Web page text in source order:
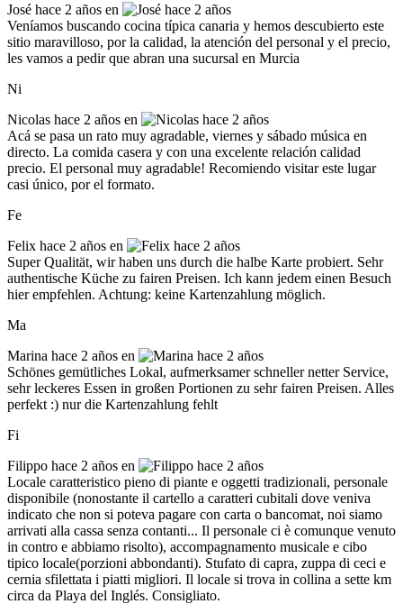
José hace 2 años en
Veníamos buscando cocina típica canaria y hemos descubierto este
sitio maravilloso, por la calidad, la atención del personal y el precio,
les vamos a pedir que abran una sucursal en Murcia
Ni
Nicolas hace 2 años en
Acá se pasa un rato muy agradable, viernes y sábado música en
directo. La comida casera y con una excelente relación calidad
precio. El personal muy agradable! Recomiendo visitar este lugar
casi único, por el formato.
Fe
Felix hace 2 años en
Super Qualität, wir haben uns durch die halbe Karte probiert. Sehr
authentische Küche zu fairen Preisen. Ich kann jedem einen Besuch
hier empfehlen. Achtung: keine Kartenzahlung möglich.
Ma
Marina hace 2 años en
Schönes gemütliches Lokal, aufmerksamer schneller netter Service,
sehr leckeres Essen in großen Portionen zu sehr fairen Preisen. Alles
perfekt :) nur die Kartenzahlung fehlt
Fi
Filippo hace 2 años en
Locale caratteristico pieno di piante e oggetti tradizionali, personale
disponibile (nonostante il cartello a caratteri cubitali dove veniva
indicato che non si poteva pagare con carta o bancomat, noi siamo
arrivati alla cassa senza contanti... Il personale ci è comunque venuto
in contro e abbiamo risolto), accompagnamento musicale e cibo
tipico locale(porzioni abbondanti). Stufato di capra, zuppa di ceci e
cernia sfilettata i piatti migliori. Il locale si trova in collina a sette km
circa da Playa del Inglés. Consigliato.